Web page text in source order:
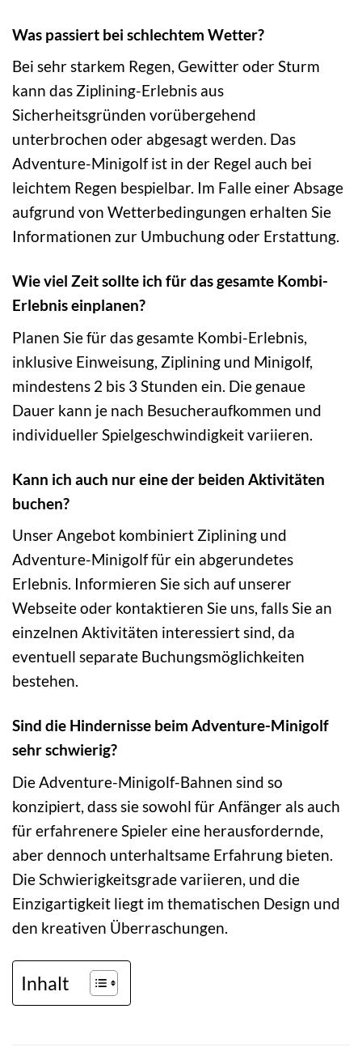
Was passiert bei schlechtem Wetter?
Bei sehr starkem Regen, Gewitter oder Sturm
kann das Ziplining-Erlebnis aus
Sicherheitsgründen vorübergehend
unterbrochen oder abgesagt werden. Das
Adventure-Minigolf ist in der Regel auch bei
leichtem Regen bespielbar. Im Falle einer Absage
aufgrund von Wetterbedingungen erhalten Sie
Informationen zur Umbuchung oder Erstattung.
Wie viel Zeit sollte ich für das gesamte Kombi-
Erlebnis einplanen?
Planen Sie für das gesamte Kombi-Erlebnis,
inklusive Einweisung, Ziplining und Minigolf,
mindestens 2 bis 3 Stunden ein. Die genaue
Dauer kann je nach Besucheraufkommen und
individueller Spielgeschwindigkeit variieren.
Kann ich auch nur eine der beiden Aktivitäten
buchen?
Unser Angebot kombiniert Ziplining und
Adventure-Minigolf für ein abgerundetes
Erlebnis. Informieren Sie sich auf unserer
Webseite oder kontaktieren Sie uns, falls Sie an
einzelnen Aktivitäten interessiert sind, da
eventuell separate Buchungsmöglichkeiten
bestehen.
Sind die Hindernisse beim Adventure-Minigolf
sehr schwierig?
Die Adventure-Minigolf-Bahnen sind so
konzipiert, dass sie sowohl für Anfänger als auch
für erfahrenere Spieler eine herausfordernde,
aber dennoch unterhaltsame Erfahrung bieten.
Die Schwierigkeitsgrade variieren, und die
Einzigartigkeit liegt im thematischen Design und
den kreativen Überraschungen.
Inhalt